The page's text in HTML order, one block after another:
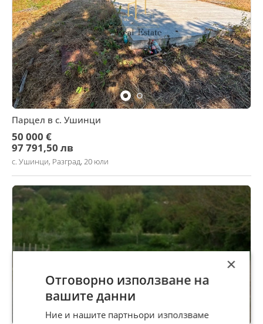
Парцел в с. Ушинци
50 000 €
97 791,50 лв
с. Ушинци, Разград, 20 юли
×
Отговорно използване на
вашите данни
Ние и нашите партньори използваме